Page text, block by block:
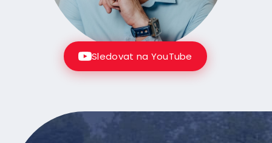
Sledovat na YouTube